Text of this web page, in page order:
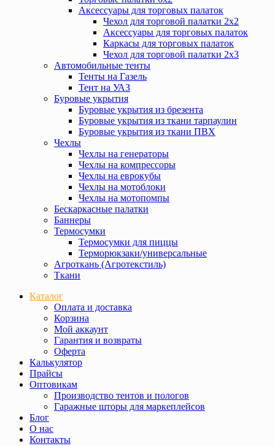
Аксессуары для торговых палаток
Чехол для торговой палатки 2х2
Аксессуары для торговых палаток
Каркасы для торговых палаток
Чехол для торговой палатки 2х3
Автомобильные тенты
Тенты на Газель
Тент на УАЗ
Буровые укрытия
Буровые укрытия из брезента
Буровые укрытия из ткани тарпаулин
Буровые укрытия из ткани ПВХ
Чехлы
Чехлы на генераторы
Чехлы на компрессоры
Чехлы на еврокубы
Чехлы на мотоблоки
Чехлы на мотопомпы
Бескаркасные палатки
Баннеры
Термосумки
Термосумки для пиццы
Терморюкзаки/универсальные
Агроткань (Агротекстиль)
Ткани
Каталог
Оплата и доставка
Корзина
Мой аккаунт
Гарантия и возвраты
Оферта
Калькулятор
Прайсы
Оптовикам
Производство тентов и пологов
Гаражные шторы для маркеплейсов
Блог
О нас
Контакты